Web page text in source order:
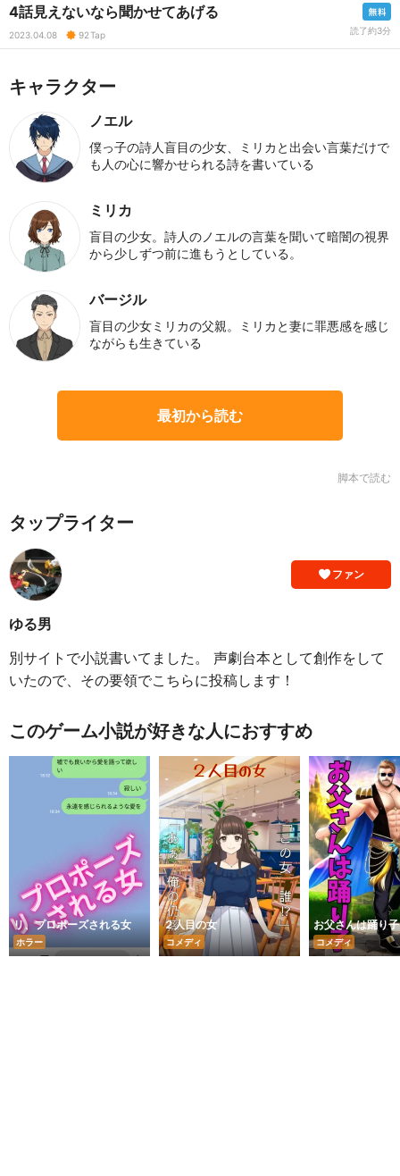
4話見えないなら聞かせてあげる
2023.04.08 92Tap 読了約3分
キャラクター
ノエル
僕っ子の詩人盲目の少女、ミリカと出会い言葉だけで
も人の心に響かせられる詩を書いている
ミリカ
盲目の少女。詩人のノエルの言葉を聞いて暗闇の視界
から少しずつ前に進もうとしている。
バージル
盲目の少女ミリカの父親。ミリカと妻に罪悪感を感じ
ながらも生きている
最初から読む
脚本で読む
タップライター
ファン
ゆる男
別サイトで小説書いてました。 声劇台本として創作をして
いたので、その要領でこちらに投稿します！
このゲーム小説が好きな人におすすめ
リ、プロポーズされる女
ホラー
２人目の女
コメディ
お父さんは踊り子
コメディ